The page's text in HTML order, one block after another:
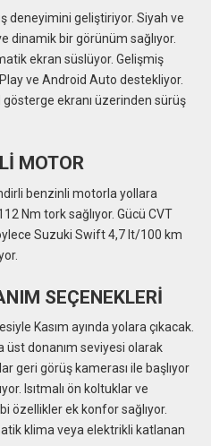
deneyimini geliştiriyor. Siyah ve
dinamik bir görünüm sağlıyor.
ekran süslüyor. Gelişmiş
ve Android Auto destekliyor.
ekranı üzerinden sürüş
MOTOR
benzinli motorla yollara
Nm tork sağlıyor. Gücü CVT
Suzuki Swift 4,7 lt/100 km
SEÇENEKLERİ
Kasım ayında yolara çıkacak.
üst donanım seviyesi olarak
geri görüş kamerası ile başlıyor
Isıtmalı ön koltuklar ve
özellikler ek konfor sağlıyor.
klima veya elektrikli katlanan